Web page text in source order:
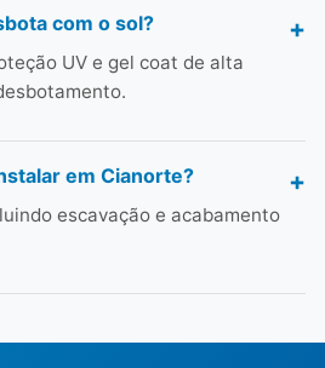
com o sol?
UV e gel coat de alta
em Cianorte?
escavação e acabamento